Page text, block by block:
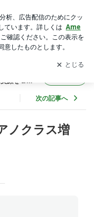
学研教室で子供たちに笑
お届けする
知
を受け取りまし
開く
顔を＆講
次の記事へ
ノクラス増